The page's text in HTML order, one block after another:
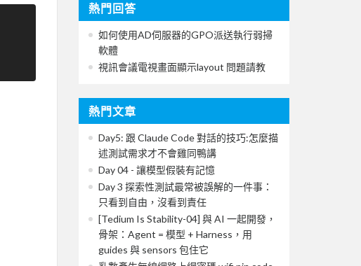
熱門回答
如何使用AD伺服器的GPO派送執行弱掃
軟體
視訊會議電視畫面顯示layout 問題請教
熱門文章
Day5: 跟 Claude Code 對話的技巧:怎麼描
述測試需求才不會雞同鴨講
Day 04 - 讓模型假裝有記憶
Day 3 探索性測試最常被誤解的一件事：
只看到自由，沒看到責任
[Tedium Is Stability-04] 與 AI 一起開發，
骨架：Agent = 模型 + Harness，用
guides 與 sensors 包住它